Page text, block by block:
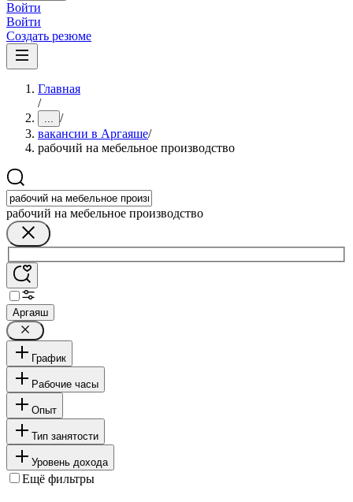
Войти
Войти
Создать резюме
Главная
/
... /
вакансии в Аргаяше/
рабочий на мебельное производство
рабочий на мебельное производство
Аргаяш
График
Рабочие часы
Опыт
Тип занятости
Уровень дохода
Ещё фильтры